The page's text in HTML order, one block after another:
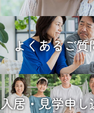
よくあるご質
入居・見学申し